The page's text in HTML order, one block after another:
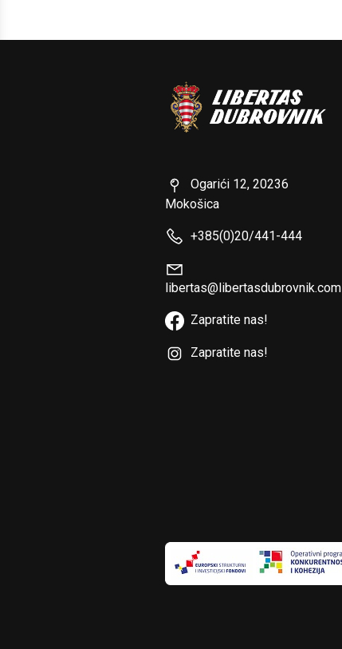
Ogarići 12, 20236
Mokošica
+385(0)20/441-444
libertas@libertasdubrovnik.com
Zapratite nas!
Zapratite nas!